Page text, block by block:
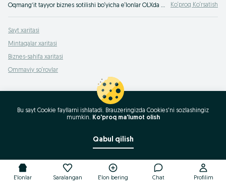
Oqmangʻit tayyor biznes sotilishi bo‘yicha e‘lonlar OLXda Oqmangʻit. Ko‘proq Ko‘rsatish
Sayt xaritasi
Mintaqalar xaritasi
Biznes-sahifa xaritasi
Ommaviy so‘rovlar
E'lonlar Saralangan E'lon bering Chat Profilim
Bu sayt Cookie fayllarni ishlatadi. Brauzeringizda Cookies'ni sozlashingiz
mumkin. Ko'proq ma'lumot olish
Qabul qilish